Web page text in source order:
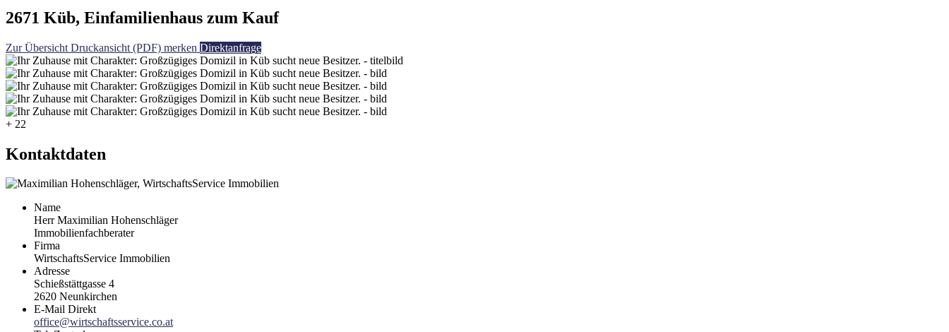
2671 Küb, Einfamilienhaus zum Kauf
Zur Übersicht Druckansicht (PDF) merken Direktanfrage
+ 22
Kontaktdaten
Name
Herr Maximilian Hohenschläger
Immobilienfachberater
Firma
WirtschaftsService Immobilien
Adresse
Schießstättgasse 4
2620 Neunkirchen
E-Mail Direkt
office@wirtschaftsservice.co.at